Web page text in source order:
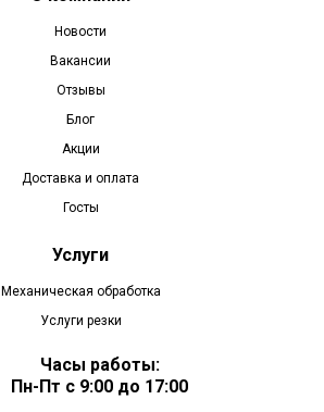
Новости
Вакансии
Отзывы
Блог
Акции
Доставка и оплата
Госты
Услуги
Механическая обработка
Услуги резки
Часы работы:
Пн-Пт с 9:00 до 17:00